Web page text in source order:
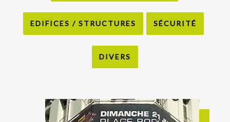
EDIFICES / STRUCTURES SÉCURITÉ
DIVERS